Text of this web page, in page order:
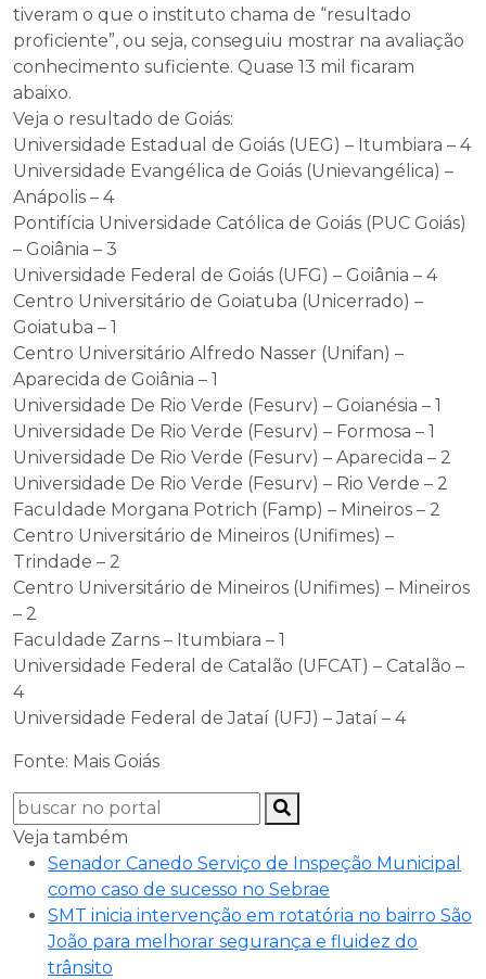
tiveram o que o instituto chama de “resultado
proficiente”, ou seja, conseguiu mostrar na avaliação
conhecimento suficiente. Quase 13 mil ficaram
abaixo.
Veja o resultado de Goiás:
Universidade Estadual de Goiás (UEG) – Itumbiara – 4
Universidade Evangélica de Goiás (Unievangélica) –
Anápolis – 4
Pontifícia Universidade Católica de Goiás (PUC Goiás)
– Goiânia – 3
Universidade Federal de Goiás (UFG) – Goiânia – 4
Centro Universitário de Goiatuba (Unicerrado) –
Goiatuba – 1
Centro Universitário Alfredo Nasser (Unifan) –
Aparecida de Goiânia – 1
Universidade De Rio Verde (Fesurv) – Goianésia – 1
Universidade De Rio Verde (Fesurv) – Formosa – 1
Universidade De Rio Verde (Fesurv) – Aparecida – 2
Universidade De Rio Verde (Fesurv) – Rio Verde – 2
Faculdade Morgana Potrich (Famp) – Mineiros – 2
Centro Universitário de Mineiros (Unifimes) –
Trindade – 2
Centro Universitário de Mineiros (Unifimes) – Mineiros
– 2
Faculdade Zarns – Itumbiara – 1
Universidade Federal de Catalão (UFCAT) – Catalão –
4
Universidade Federal de Jataí (UFJ) – Jataí – 4
Fonte: Mais Goiás
Veja também
Senador Canedo Serviço de Inspeção Municipal
como caso de sucesso no Sebrae
SMT inicia intervenção em rotatória no bairro São
João para melhorar segurança e fluidez do
trânsito